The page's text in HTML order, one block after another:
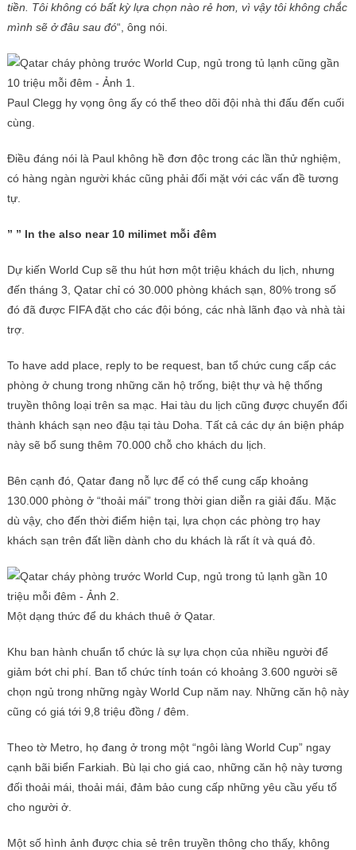
tiền. Tôi không có bất kỳ lựa chọn nào rẻ hơn, vì vậy tôi không chắc
mình sẽ ở đâu sau đó“, ông nói.
Paul Clegg hy vọng ông ấy có thể theo dõi đội nhà thi đấu đến cuối
cùng.
Điều đáng nói là Paul không hề đơn độc trong các lần thử nghiệm,
có hàng ngàn người khác cũng phải đối mặt với các vấn đề tương
tự.
” ” In the also near 10 milimet mỗi đêm
Dự kiến ​​World Cup sẽ thu hút hơn một triệu khách du lịch, nhưng
đến tháng 3, Qatar chỉ có 30.000 phòng khách sạn, 80% trong số
đó đã được FIFA đặt cho các đội bóng, các nhà lãnh đạo và nhà tài
trợ.
To have add place, reply to be request, ban tổ chức cung cấp các
phòng ở chung trong những căn hộ trống, biệt thự và hệ thống
truyền thông loại trên sa mạc. Hai tàu du lịch cũng được chuyển đổi
thành khách sạn neo đậu tại tàu Doha. Tất cả các dự án biện pháp
này sẽ bổ sung thêm 70.000 chỗ cho khách du lịch.
Bên cạnh đó, Qatar đang nỗ lực để có thể cung cấp khoảng
130.000 phòng ở “thoải mái” trong thời gian diễn ra giải đấu. Mặc
dù vậy, cho đến thời điểm hiện tại, lựa chọn các phòng trọ hay
khách sạn trên đất liền dành cho du khách là rất ít và quá đỏ.
Một dạng thức để du khách thuê ở Qatar.
Khu ban hành chuẩn tổ chức là sự lựa chọn của nhiều người để
giảm bớt chi phí. Ban tổ chức tính toán có khoảng 3.600 người sẽ
chọn ngủ trong những ngày World Cup năm nay. Những căn hộ này
cũng có giá tới 9,8 triệu đồng / đêm.
Theo tờ Metro, họ đang ở trong một “ngôi làng World Cup” ngay
cạnh bãi biển Farkiah. Bù lại cho giá cao, những căn hộ này tương
đối thoải mái, thoải mái, đảm bảo cung cấp những yêu cầu yếu tố
cho người ở.
Một số hình ảnh được chia sẻ trên truyền thông cho thấy, không